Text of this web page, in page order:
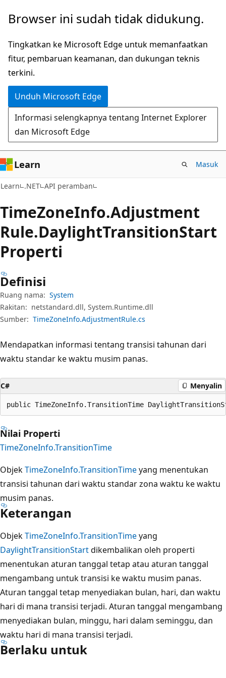
Lompati
konten
utama
Lewati
navigasi
dalam
halaman
Browser ini sudah tidak didukung.
Tingkatkan ke Microsoft Edge untuk memanfaatkan
fitur, pembaruan keamanan, dan dukungan teknis
terkini.
Unduh Microsoft Edge
Informasi selengkapnya tentang Internet Explorer
dan Microsoft Edge
Learn Masuk
Learn .NET API peramban
TimeZoneInfo.Adjustment
Rule.DaylightTransitionStart
Properti
Definisi
Ruang nama: System
Rakitan: netstandard.dll, System.Runtime.dll
Sumber: TimeZoneInfo.AdjustmentRule.cs
Mendapatkan informasi tentang transisi tahunan dari
waktu standar ke waktu musim panas.
C# Menyalin
public TimeZoneInfo.TransitionTime
Nilai Properti
TimeZoneInfo.TransitionTime
ObjekTimeZoneInfo.TransitionTimeyang menentukan
transisi tahunan dari waktu standar zona waktu ke waktu
musim panas.
Keterangan
ObjekTimeZoneInfo.TransitionTimeyang
DaylightTransitionStartdikembalikan oleh properti
menentukan aturan tanggal tetap atau aturan tanggal
mengambang untuk transisi ke waktu musim panas.
Aturan tanggal tetap menyediakan bulan, hari, dan waktu
hari di mana transisi terjadi. Aturan tanggal mengambang
menyediakan bulan, minggu, hari dalam seminggu, dan
waktu hari di mana transisi terjadi.
Berlaku untuk